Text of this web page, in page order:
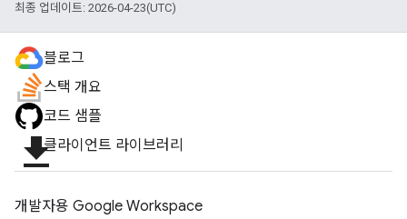
최종 업데이트: 2026-04-23(UTC)
블로그
스택 개요
코드 샘플
file_download클라이언트 라이브러리
개발자용 Google Workspace